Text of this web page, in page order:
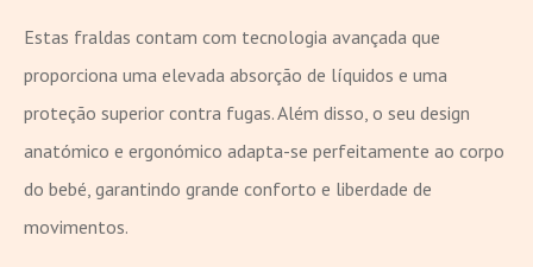
Estas fraldas contam com tecnologia avançada que
proporciona uma elevada absorção de líquidos e uma
proteção superior contra fugas. Além disso, o seu design
anatómico e ergonómico adapta-se perfeitamente ao corpo
do bebé, garantindo grande conforto e liberdade de
movimentos.